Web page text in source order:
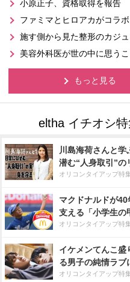
小原正子、資格取得を報告
ファミマとヒロアカがコラボ
施す側から見た整形のカジ
美容外科医が世の中に思うこ
もっと見る
川島海荷さんと学
潜む“人身取引”の
オリコンタイアップ特
マクドナルドが40
支える「小学生の
オリコンタイアップ特
イケメンてんこ盛
る男子の純情ラブ
オリコンタイアップ特